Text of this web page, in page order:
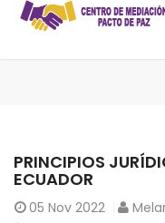
PRINCIPIOS
ECUADOR
05 Nov 2022